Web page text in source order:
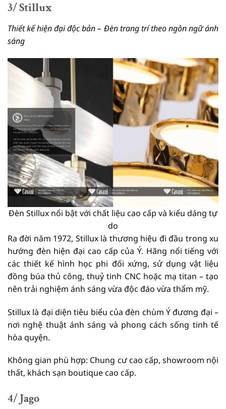
3/ Stillux
Thiết kế hiện đại độc bản – Đèn trang trí theo ngôn ngữ ánh
sáng
Đèn Stillux nổi bật với chất liệu cao cấp và kiểu dáng tự
do
Ra đời năm 1972, Stillux là thương hiệu đi đầu trong xu
hướng đèn hiện đại cao cấp của Ý. Hãng nổi tiếng với
các thiết kế hình học phi đối xứng, sử dụng vật liệu
đồng búa thủ công, thuỷ tinh CNC hoặc mạ titan – tạo
nên trải nghiệm ánh sáng vừa độc đáo vừa thẩm mỹ.
Stillux là đại diện tiêu biểu của đèn chùm Ý đương đại –
nơi nghệ thuật ánh sáng và phong cách sống tinh tế
hòa quyện.
Không gian phù hợp: Chung cư cao cấp, showroom nội
thất, khách sạn boutique cao cấp.
4/ Jago